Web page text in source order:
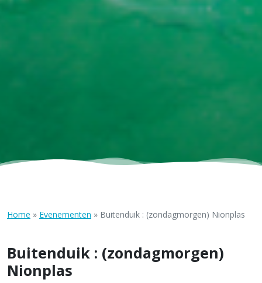
Home » Evenementen » Buitenduik : (zondagmorgen) Nionplas
Buitenduik : (zondagmorgen)
Nionplas